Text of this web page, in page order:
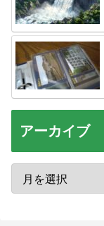
アーカイブ